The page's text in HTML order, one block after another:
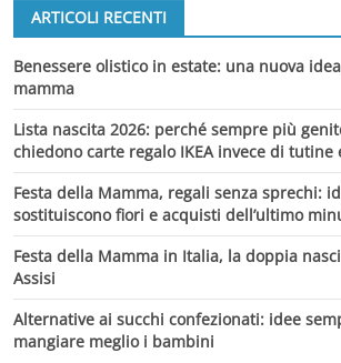
ARTICOLI RECENTI
Benessere olistico in estate: una nuova
mamma
Lista nascita 2026: perché sempre più
chiedono carte regalo IKEA invece di tutine
Festa della Mamma, regali senza sprechi:
sostituiscono fiori e acquisti dell’ultimo
Festa della Mamma in Italia, la doppia
Assisi
Alternative ai succhi confezionati: idee
mangiare meglio i bambini